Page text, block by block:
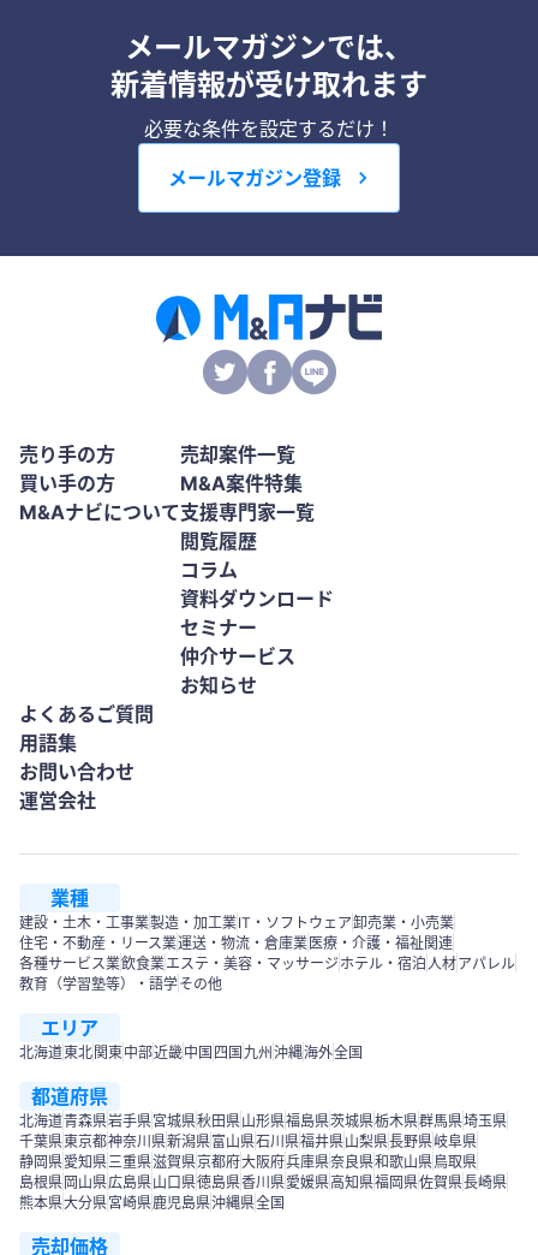
メールマガジンでは、
新着情報が受け取れます
必要な条件を設定するだけ！
メールマガジン登録
売り手の方
買い手の方
M&Aナビについて
売却案件一覧
M&A案件特集
支援専門家一覧
閲覧履歴
コラム
資料ダウンロード
セミナー
仲介サービス
お知らせ
よくあるご質問
用語集
お問い合わせ
運営会社
業種
建設・土木・工事業製造・加工業IT・ソフトウェア卸売業・小売業
住宅・不動産・リース業運送・物流・倉庫業 医療・介護・福祉関連
各種サービス業飲食業エステ・美容・マッサージ ホテル・宿泊 人材アパレル
教育（学習塾等）・語学その他
エリア
北海道東北 関東中部近畿中国 四国 九州 沖縄海外全国
都道府県
北海道青森県岩手県宮城県秋田県山形県福島県茨城県栃木県群馬県埼玉県
千葉県東京都神奈川県新潟県富山県石川県福井県山梨県長野県岐阜県
静岡県愛知県三重県滋賀県京都府大阪府兵庫県奈良県和歌山県鳥取県
島根県 岡山県広島県山口県徳島県香川県愛媛県高知県福岡県佐賀県長崎県
熊本県大分県宮崎県鹿児島県沖縄県全国
売却価格